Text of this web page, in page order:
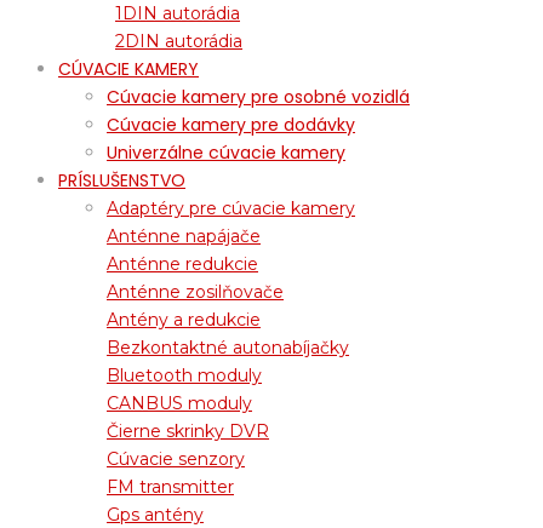
1DIN autorádia
2DIN autorádia
CÚVACIE KAMERY
Cúvacie kamery pre osobné vozidlá
Cúvacie kamery pre dodávky
Univerzálne cúvacie kamery
PRÍSLUŠENSTVO
Adaptéry pre cúvacie kamery
Anténne napájače
Anténne redukcie
Anténne zosilňovače
Antény a redukcie
Bezkontaktné autonabíjačky
Bluetooth moduly
CANBUS moduly
Čierne skrinky DVR
Cúvacie senzory
FM transmitter
Gps antény